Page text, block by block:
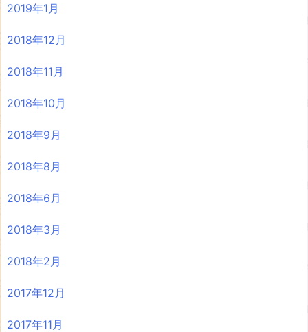
2019年1月
2018年12月
2018年11月
2018年10月
2018年9月
2018年8月
2018年6月
2018年3月
2018年2月
2017年12月
2017年11月